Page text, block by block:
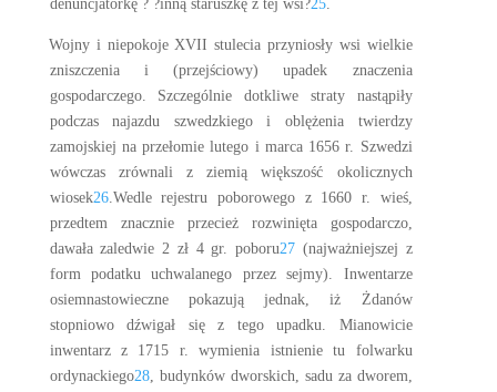
denuncjatorkę ? ?inną staruszkę z tej wsi?25.
Wojny i niepokoje XVII stulecia przyniosły wsi wielkie
zniszczenia i (przejściowy) upadek znaczenia
gospodarczego. Szczególnie dotkliwe straty nastąpiły
podczas najazdu szwedzkiego i oblężenia twierdzy
zamojskiej na przełomie lutego i marca 1656 r. Szwedzi
wówczas zrównali z ziemią większość okolicznych
wiosek26.Wedle rejestru poborowego z 1660 r. wieś,
przedtem znacznie przecież rozwinięta gospodarczo,
dawała zaledwie 2 zł 4 gr. poboru27 (najważniejszej z
form podatku uchwalanego przez sejmy). Inwentarze
osiemnastowieczne pokazują jednak, iż Żdanów
stopniowo dźwigał się z tego upadku. Mianowicie
inwentarz z 1715 r. wymienia istnienie tu folwarku
ordynackiego28, budynków dworskich, sadu za dworem,